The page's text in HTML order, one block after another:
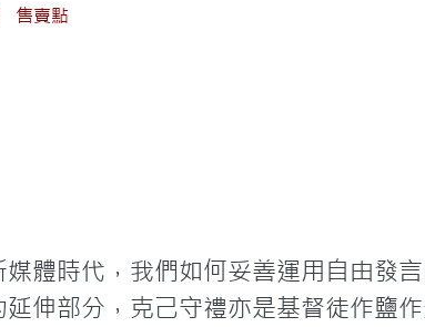
售賣點
體時代，我們如何妥善運用自由發
伸部分，克己守禮亦是基督徒作鹽